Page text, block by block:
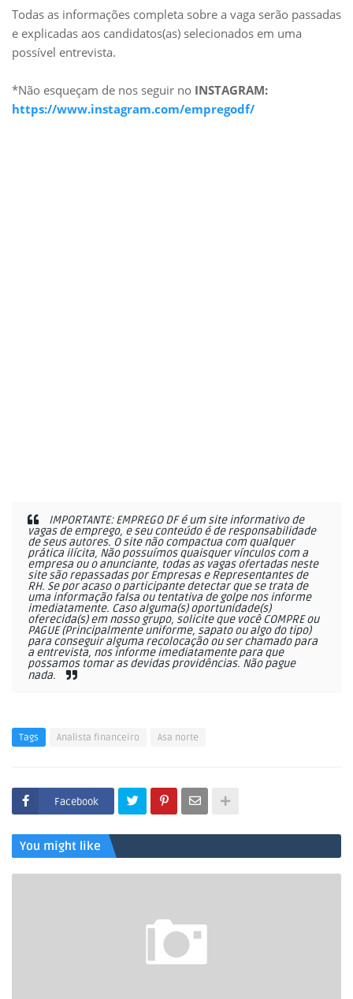
Todas as informações completa sobre a vaga serão passadas
e explicadas aos candidatos(as) selecionados em uma
possível entrevista.
*Não esqueçam de nos seguir no INSTAGRAM:
https://www.instagram.com/empregodf/
IMPORTANTE: EMPREGO DF é um site informativo de
vagas de emprego, e seu conteúdo é de responsabilidade
de seus autores. O site não compactua com qualquer
prática ilícita, Não possuímos quaisquer vínculos com a
empresa ou o anunciante, todas as vagas ofertadas neste
site são repassadas por Empresas e Representantes de
RH. Se por acaso o participante detectar que se trata de
uma informação falsa ou tentativa de golpe nos informe
imediatamente. Caso alguma(s) oportunidade(s)
oferecida(s) em nosso grupo, solicite que você COMPRE ou
PAGUE (Principalmente uniforme, sapato ou algo do tipo)
para conseguir alguma recolocação ou ser chamado para
a entrevista, nos informe imediatamente para que
possamos tomar as devidas providências. Não pague
nada.
Tags Analista financeiro Asa norte
Facebook
You might like